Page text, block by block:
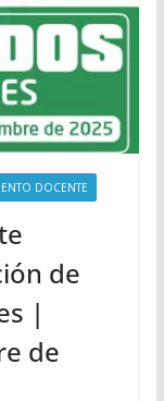
DOCENTE
de
|
de